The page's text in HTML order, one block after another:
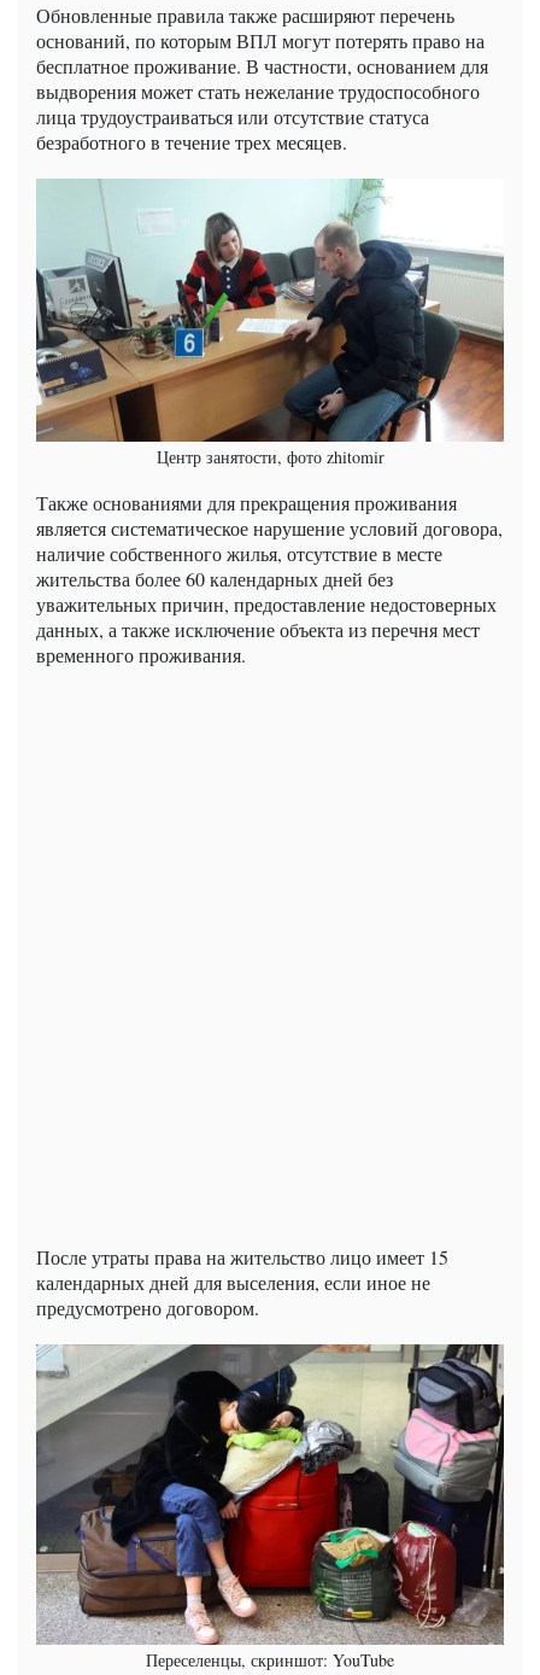
Обновленные правила также расширяют перечень
оснований, по которым ВПЛ могут потерять право на
бесплатное проживание. В частности, основанием для
выдворения может стать нежелание трудоспособного
лица трудоустраиваться или отсутствие статуса
безработного в течение трех месяцев.
Центр занятости, фото zhitomir
Также основаниями для прекращения проживания
является систематическое нарушение условий договора,
наличие собственного жилья, отсутствие в месте
жительства более 60 календарных дней без
уважительных причин, предоставление недостоверных
данных, а также исключение объекта из перечня мест
временного проживания.
После утраты права на жительство лицо имеет 15
календарных дней для выселения, если иное не
предусмотрено договором.
Переселенцы, скриншот: YouTube